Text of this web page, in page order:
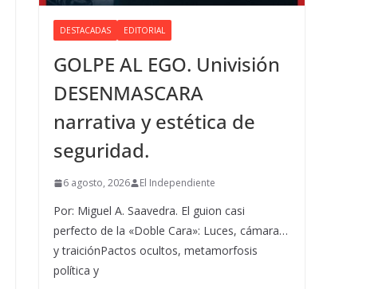
DESTACADAS EDITORIAL
GOLPE AL EGO. Univisión
DESENMASCARA
narrativa y estética de
seguridad.
6 agosto, 2026 El Independiente
Por: Miguel A. Saavedra. El guion casi
perfecto de la «Doble Cara»: Luces, cámara…
y traiciónPactos ocultos, metamorfosis
política y